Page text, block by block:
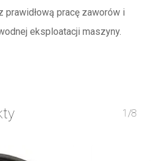
pracę zaworów i
eksploatacji maszyny.
1/8